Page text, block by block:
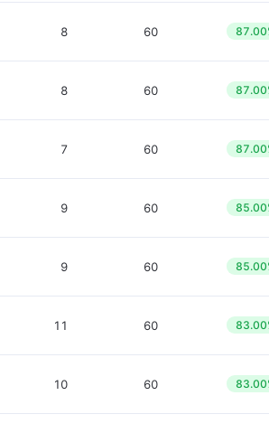
8 60
8 60
7 60
9 60
9 60
11 60
10 60